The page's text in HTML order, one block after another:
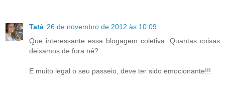
Tatá 26 de novembro de 2012 às 10:09
Que interessante essa blogagem coletiva. Quantas coisas
deixamos de fora né?
E muito legal o seu passeio, deve ter sido emocionante!!!